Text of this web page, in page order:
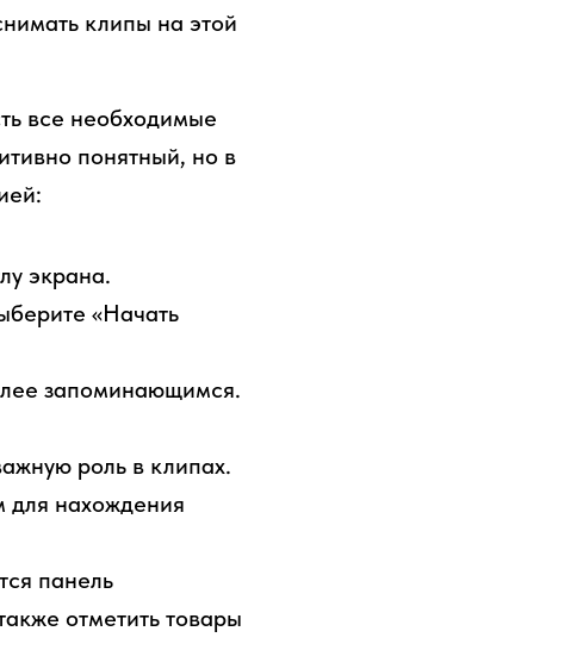
клипы на этой
все необходимые
понятный, но в
экрана.
«Начать
запоминающимся.
роль в клипах.
для нахождения
панель
отметить товары